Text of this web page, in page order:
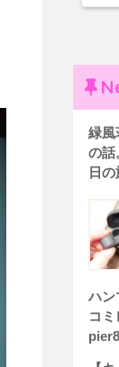
緑風
の話
日
ハン
コ